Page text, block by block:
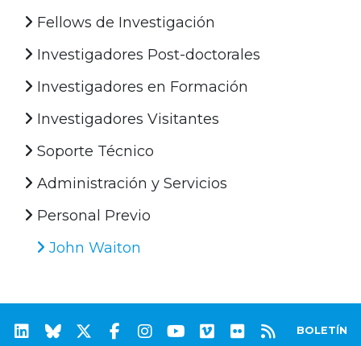
Fellows de Investigación
Investigadores Post-doctorales
Investigadores en Formación
Investigadores Visitantes
Soporte Técnico
Administración y Servicios
Personal Previo
John Waiton
BOLETÍN